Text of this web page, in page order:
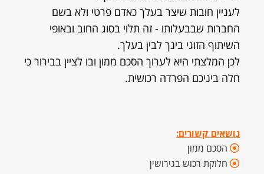
לעניין חובות שיצר בעלך כאדם פרטי ולא בשם
החברות שבבעלותו - זה תלוי בסוג החוב ובאופי
השיתוף הזוגי בינך לבין בעלך.
לכן המלצתי היא לערוך הסכם ממון ובו לציין בבירור כי
חלה ביניכם הפרדה רכושית.
נושאים קשורים:
הסכם ממון
חלוקת רכוש בגירושין